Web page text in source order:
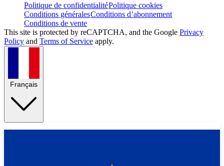
Politique de confidentialitéPolitique cookies
Conditions généralesConditions d’abonnement
Conditions de vente
This site is protected by reCAPTCHA, and the Google Privacy
Policy and Terms of Service apply.
Français